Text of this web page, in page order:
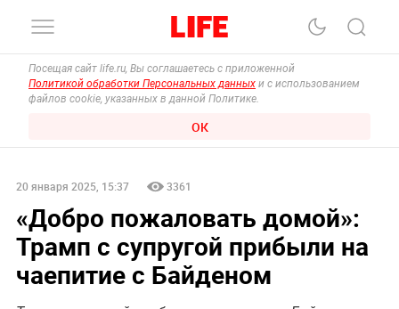
Посещая сайт life.ru, Вы соглашаетесь с приложенной
Политикой обработки Персональных данных и с использованием
файлов cookie, указанных в данной Политике.
ОК
20 января 2025, 15:37 3361
«Добро пожаловать домой»:
Трамп с супругой прибыли на
чаепитие с Байденом